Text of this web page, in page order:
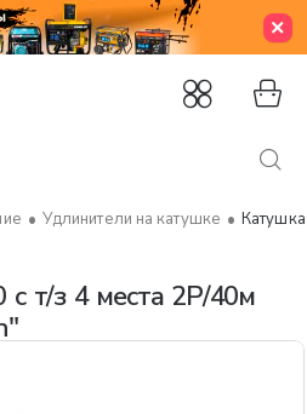
с т/з 4 места 2Р/40м
Удлинители на катушке